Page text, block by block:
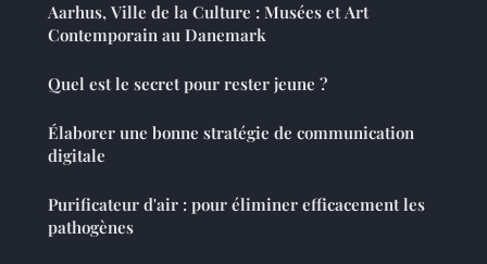
Aarhus, Ville de la Culture : Musées et Art
Contemporain au Danemark
Quel est le secret pour rester jeune ?
Élaborer une bonne stratégie de communication
digitale
Purificateur d'air : pour éliminer efficacement les
pathogènes